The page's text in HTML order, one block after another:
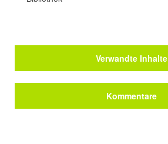
Verwandte Inhalte
Kommentare